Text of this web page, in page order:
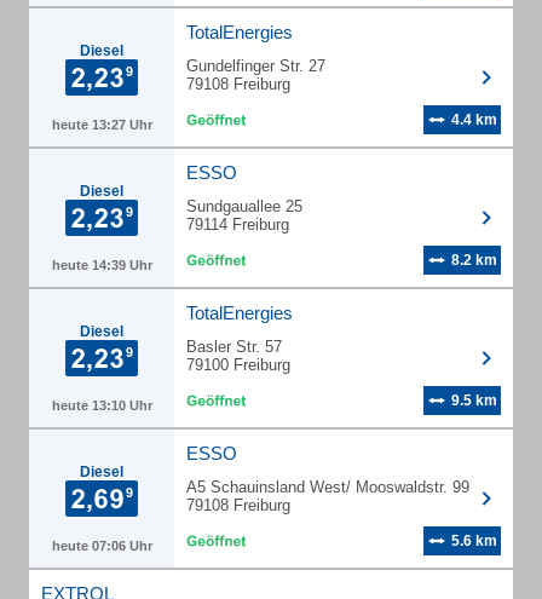
Diesel
heute 13:27 Uhr
TotalEnergies
Gundelfinger Str. 27
79108 Freiburg
4.4 km
Diesel
heute 14:39 Uhr
ESSO
Sundgauallee 25
79114 Freiburg
8.2 km
Diesel
heute 13:10 Uhr
TotalEnergies
Basler Str. 57
79100 Freiburg
9.5 km
Diesel
heute 07:06 Uhr
ESSO
A5 Schauinsland West/ Mooswaldstr. 99
79108 Freiburg
5.6 km
EXTROL